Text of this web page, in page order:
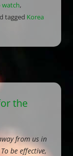
watch,
tagged Korea
the
from us in
be effective,